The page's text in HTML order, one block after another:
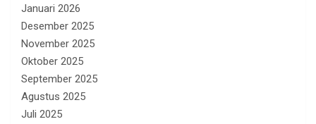
Januari 2026
Desember 2025
November 2025
Oktober 2025
September 2025
Agustus 2025
Juli 2025